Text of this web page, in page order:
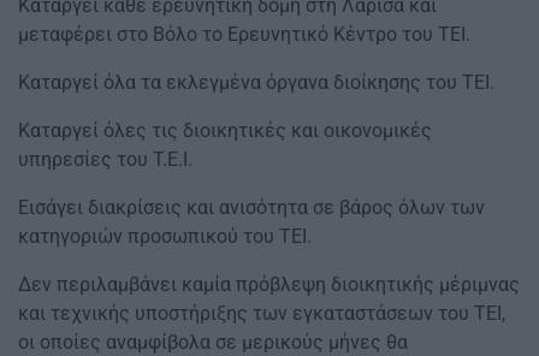
Καταργεί κάθε ερευνητική δομή στη Λάρισα και
μεταφέρει στο Βόλο το Ερευνητικό Κέντρο του ΤΕΙ.
Καταργεί όλα τα εκλεγμένα όργανα διοίκησης του ΤΕΙ.
Καταργεί όλες τις διοικητικές και οικονομικές
υπηρεσίες του Τ.Ε.Ι.
Εισάγει διακρίσεις και ανισότητα σε βάρος όλων των
κατηγοριών προσωπικού του ΤΕΙ.
Δεν περιλαμβάνει καμία πρόβλεψη διοικητικής μέριμνας
και τεχνικής υποστήριξης των εγκαταστάσεων του ΤΕΙ,
οι οποίες αναμφίβολα σε μερικούς μήνες θα